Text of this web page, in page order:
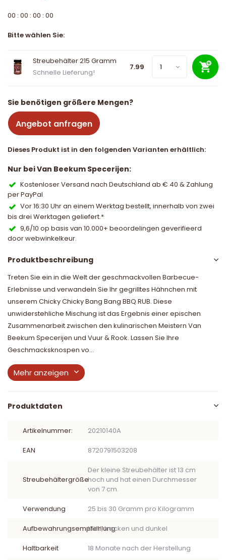
00 : 00 : 00 : 00
Bitte wählen Sie:
Streubehälter 215 Gramm
Schnelle Lieferung!
7.99
Sie benötigen größere Mengen?
Angebot anfragen
Dieses Produkt ist in den folgenden Varianten erhältlich:
Nur bei Van Beekum Specerijen:
Kostenloser Versand nach Deutschland ab € 40 & Zahlung
per PayPal
Vor 16:30 Uhr an einem Werktag bestellt, innerhalb von zwei
bis drei Werktagen geliefert.*
9,6/10 op basis van 10.000+ beoordelingen geverifieerd
door webwinkelkeur.
Produktbeschreibung
Treten Sie ein in die Welt der geschmackvollen Barbecue-
Erlebnisse und verwandeln Sie Ihr gegrilltes Hähnchen mit
unserem Chicky Chicky Bang Bang BBQ RUB. Diese
unwiderstehliche Mischung ist das Ergebnis einer epischen
Zusammenarbeit zwischen den kulinarischen Meistern Van
Beekum Specerijen und Vuur & Rook. Lassen Sie Ihre
Geschmacksknospen vo...
Mehr anzeigen
Produktdaten
Artikelnummer: 20210140A
EAN 8720791503208
Streubehältergröße
Der kleine Streubehälter ist 13 cm
hoch und hat einen Durchmesser
von 7 cm.
Verwendung 25 bis 30 Gramm pro Kilogramm
AufbewahrungsempfehlungKühl, trocken und dunkel
Haltbarkeit 18 Monate nach der Herstellung